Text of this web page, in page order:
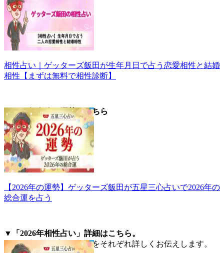
相性占い｜ゲッターズ飯田が生年月日で占う恋愛相性と結婚
相性【まずは無料で相性診断】
▼2026年全体の運勢はこちら
【2026年の運勢】ゲッターズ飯田が五星三心占いで2026年の
総合運を占う
▼「2026年相性占い」詳細はこちら。
五星三心タイプ別の相性をそれぞれ詳しくお伝えします。